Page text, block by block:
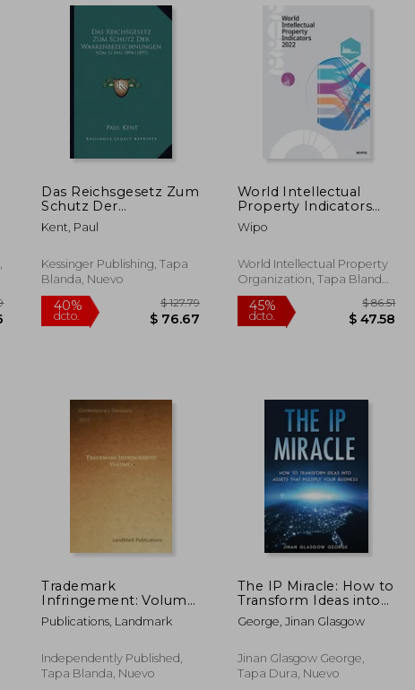
40%
dcto. dcto.
Das Reichsgesetz Zum
Schutz Der
Waarenbezeichnungen:
Vom 12 Mai 1894
Kent, Paul
Kessinger Publishing, Tapa
Blanda, Nuevo
40%
$ 76.67
World Intellectual
Property Indicators
2022 (en Inglés)
Wipo
World Intellectual Property
Organization, Tapa Blanda,
Nuevo
45%
dcto.
Trademark
Infringement: Volume
1 (en Inglés)
Publications, Landmark
Independently Published,
Tapa Blanda, Nuevo
The IP Miracle: How to
Transform Ideas into
Assets that Multiply
Your Business (en
George, Jinan Glasgow
Jinan Glasgow George,
Tapa Dura, Nuevo